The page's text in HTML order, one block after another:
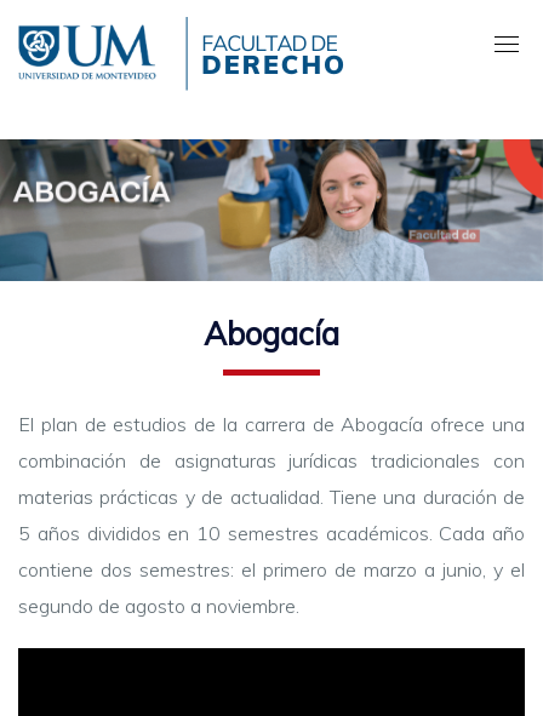
contenido
principal
Abogacía
El plan de estudios de la carrera de Abogacía ofrece una
combinación de asignaturas jurídicas tradicionales con
materias prácticas y de actualidad. Tiene una duración de
5 años divididos en 10 semestres académicos. Cada año
contiene dos semestres: el primero de marzo a junio, y el
segundo de agosto a noviembre.